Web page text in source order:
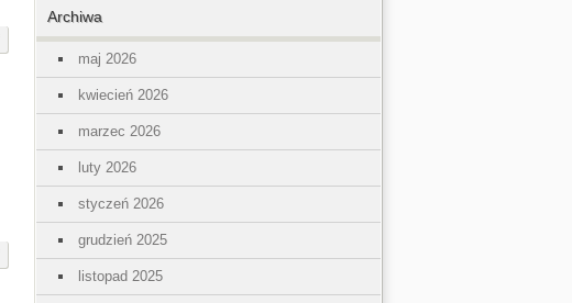
Archiwa
maj 2026
kwiecień 2026
marzec 2026
luty 2026
styczeń 2026
grudzień 2025
listopad 2025